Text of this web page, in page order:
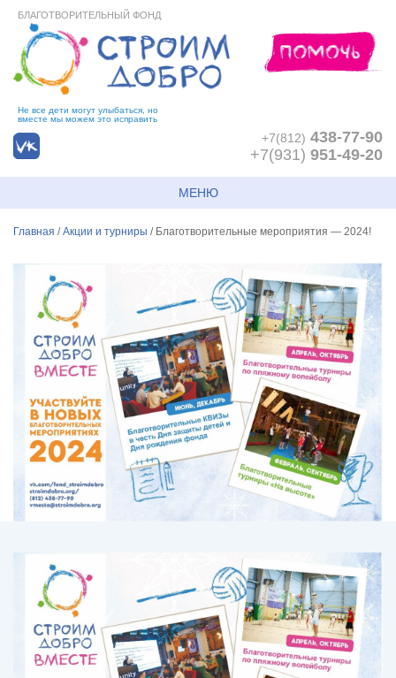
БЛАГОТВОРИТЕЛЬНЫЙ ФОНД
Не все дети могут улыбаться, но
вместе мы можем это исправить
+7(812) 438-77-90
+7(931) 951-49-20
МЕНЮ
Главная /Акции и турниры / Благотворительные мероприятия — 2024!